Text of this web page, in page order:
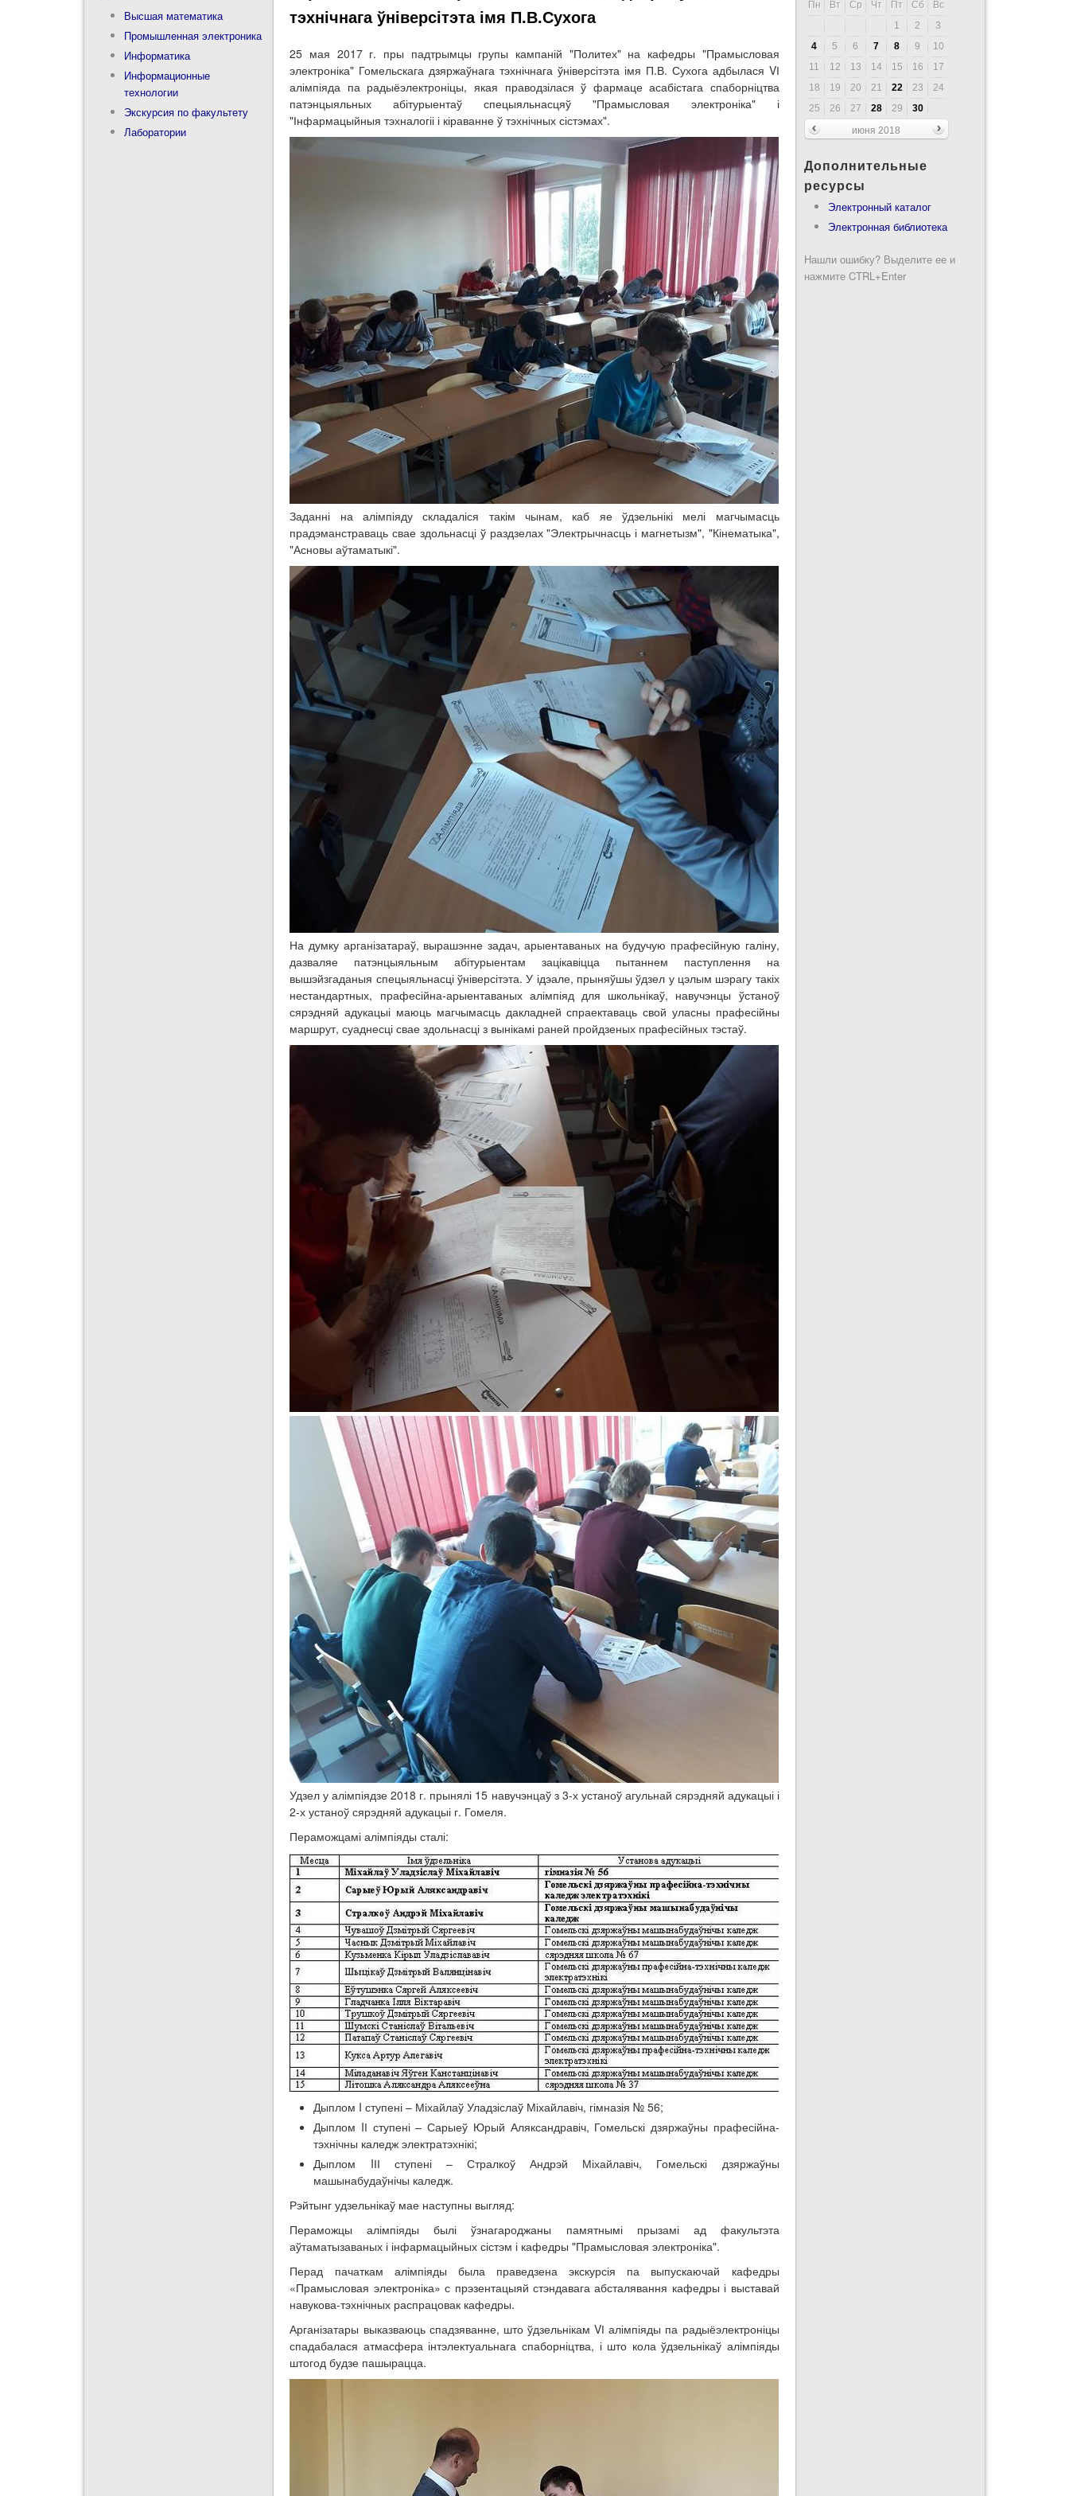
тэхнічнага ўніверсітэта імя П.В.Сухога
25 мая 2017 г. пры падтрымцы групы кампаній "Политех" на кафедры "Прамысловая
электроніка" Гомельскага дзяржаўнага тэхнічнага ўніверсітэта імя П.В. Сухога адбылася VІ
алімпіяда па радыёэлектроніцы, якая праводзілася ў фармаце асабістага спаборніцтва
патэнцыяльных абітурыентаў спецыяльнасцяў "Прамысловая электроніка" і
"Інфармацыйныя тэхналогіі і кіраванне ў тэхнічных сістэмах".
Заданні на алімпіяду складаліся такім чынам, каб яе ўдзельнікі мелі магчымасць
прадэманстраваць свае здольнасці ў раздзелах "Электрычнасць і магнетызм", "Кінематыка",
"Асновы аўтаматыкі".
На думку арганізатараў, вырашэнне задач, арыентаваных на будучую прафесійную галіну,
дазваляе патэнцыяльным абітурыентам зацікавіцца пытаннем паступлення на
вышэйзгаданыя спецыяльнасці ўніверсітэта. У ідэале, прыняўшы ўдзел у цэлым шэрагу такіх
нестандартных, прафесійна-арыентаваных алімпіяд для школьнікаў, навучэнцы ўстаноў
сярэдняй адукацыі маюць магчымасць дакладней спраектаваць свой уласны прафесійны
маршрут, суаднесці свае здольнасці з вынікамі раней пройдзеных прафесійных тэстаў.
Удзел у алімпіядзе 2018 г. прынялі 15 навучэнцаў з 3-х устаноў агульнай сярэдняй адукацыі і
2-х устаноў сярэдняй адукацыі г. Гомеля.
Пераможцамі алімпіяды сталі:
Дыплом I ступені – Міхайлаў Уладзіслаў Міхайлавіч, гімназія № 56;
Дыплом IІ ступені – Сарыеў Юрый Аляксандравіч, Гомельскі дзяржаўны прафесійна-
тэхнічны каледж электратэхнікі;
Дыплом IІІ ступені – Стралкоў Андрэй Міхайлавіч, Гомельскі дзяржаўны
машынабудаўнічы каледж.
Рэйтынг удзельнікаў мае наступны выгляд:
Пераможцы алімпіяды былі ўзнагароджаны памятнымі прызамі ад факультэта
аўтаматызаваных і інфармацыйных сістэм і кафедры "Прамысловая электроніка".
Перад пачаткам алімпіяды была праведзена экскурсія па выпускаючай кафедры
«Прамысловая электроніка» с прэзентацыяй стэндавага абсталявання кафедры і выставай
навукова-тэхнічных распрацовак кафедры.
Арганізатары выказваюць спадзяванне, што ўдзельнікам VІ алімпіяды па радыёэлектроніцы
спадабалася атмасфера інтэлектуальнага спаборніцтва, і што кола ўдзельнікаў алімпіяды
штогод будзе пашырацца.
Высшая математика
Промышленная электроника
Информатика
Информационные
технологии
Экскурсия по факультету
Лаборатории
Пн Вт Ср Чт Пт Сб
Вс
1
2
3
4
5 6 7 8 9
10
11
12 13 14 15 16
17
18
19 20 21 22 23
24
25
26 27 28 29
30
июня 2018
Дополнительные
ресурсы
Электронный каталог
Электронная библиотека
Нашли ошибку? Выделите ее и
нажмите CTRL+Enter